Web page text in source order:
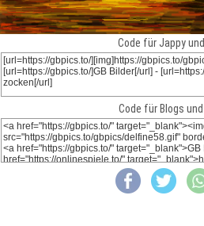
Code für Jappy und
Code für Blogs und